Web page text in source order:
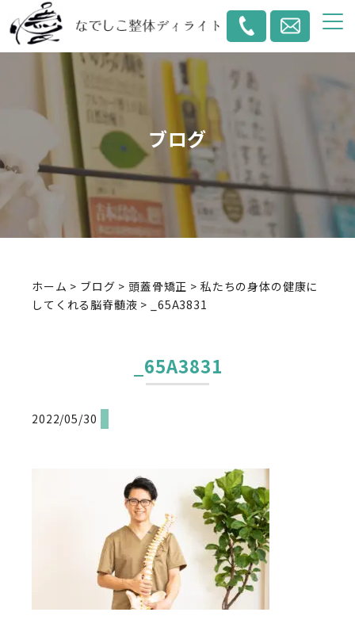
ブログ
ホーム > ブログ > 頭蓋骨矯正 > 私たちの身体の健康に
してくれる脳脊髄液 > _65A3831
_65A3831
2022/05/30